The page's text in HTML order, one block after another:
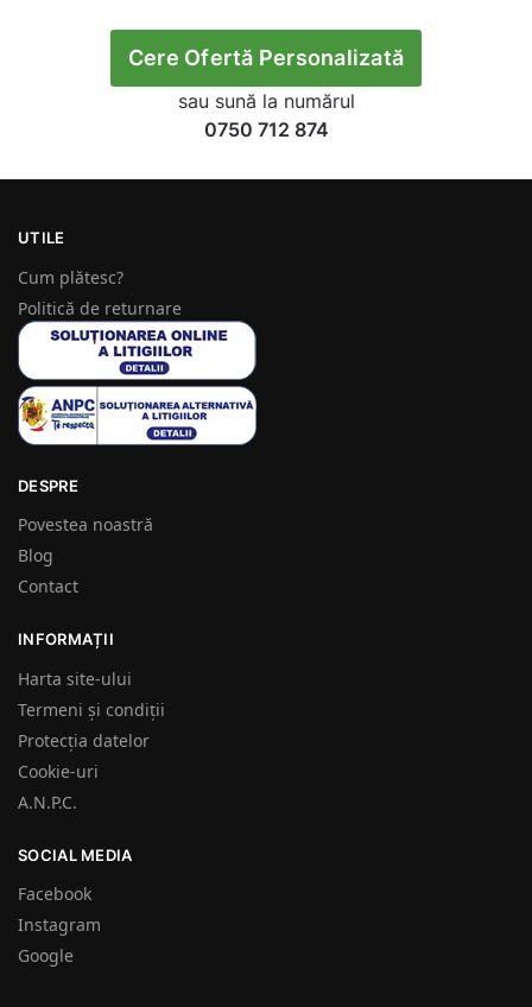
Cere Ofertă Personalizată
sau sună la numărul
0750 712 874
UTILE
Cum plătesc?
Politică de returnare
DESPRE
Povestea noastră
Blog
Contact
INFORMAȚII
Harta site-ului
Termeni și condiții
Protecția datelor
Cookie-uri
A.N.P.C.
SOCIAL MEDIA
Facebook
Instagram
Google